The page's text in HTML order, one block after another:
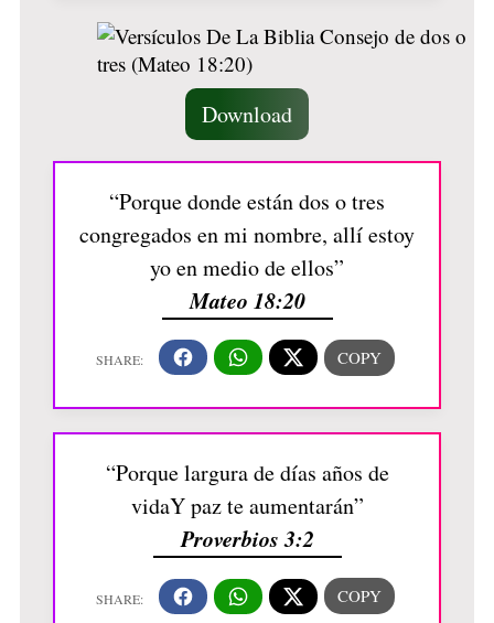
Download
“Porque donde están dos o tres
congregados en mi nombre, allí estoy
yo en medio de ellos”
Mateo 18:20
“Porque largura de días años de
vidaY paz te aumentarán”
Proverbios 3:2